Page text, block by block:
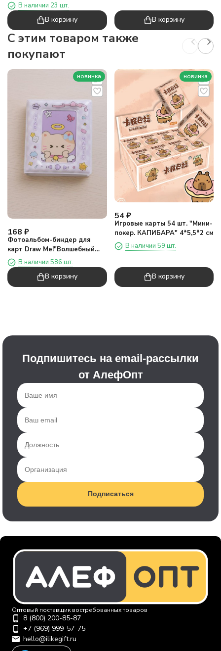
В наличии 23 шт.
В корзину В корзину
C этим товаром также
покупают
новинка
168 ₽
Фотоальбом-биндер для
карт Draw Me!"Волшебный
кот",16 страниц(9*11см)
В наличии 586 шт.
В корзину
новинка
54 ₽
Игровые карты 54 шт. "Мини-
покер. КАПИБАРА" 4*5,5*2 см
В наличии 59 шт.
В корзину
Подпишитесь на email-рассылки
от АлефОпт
Подписаться
Оптовый поставщик востребованных товаров
8 (800) 200-85-87
+7 (969) 999-57-75
hello@ilikegift.ru